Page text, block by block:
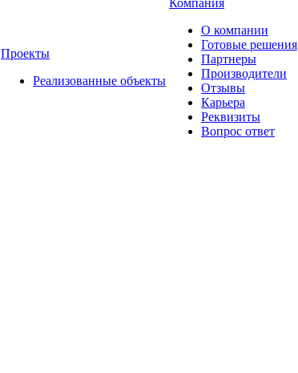
Проекты
Реализованные объекты
Компания
О компании
Готовые решения
Партнеры
Производители
Отзывы
Карьера
Реквизиты
Вопрос ответ